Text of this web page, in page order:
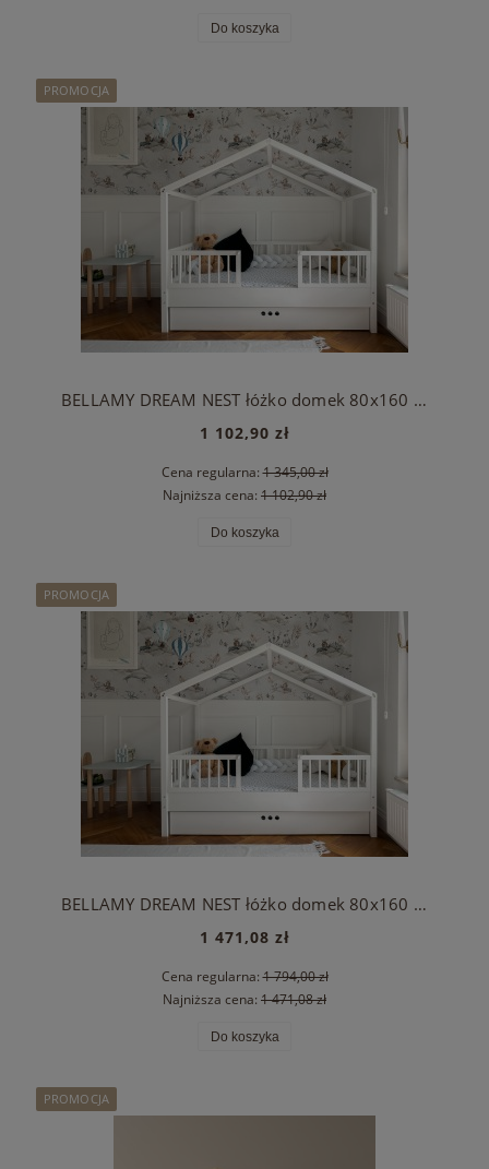
Do koszyka
BELLAMY DREAM NEST łóżko domek 80x160 z barierkami
1 102,90 zł
Cena regularna:1 345,00 zł
Najniższa cena: 1 102,90 zł
Do koszyka
PROMOCJA
BELLAMY DREAM NEST łóżko domek 80x160 z barierkami i szufladą
1 471,08 zł
Cena regularna:1 794,00 zł
Najniższa cena: 1 471,08 zł
Do koszyka
PROMOCJA
PROMOCJA